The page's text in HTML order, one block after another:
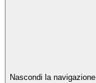
Nascondi la navigazione